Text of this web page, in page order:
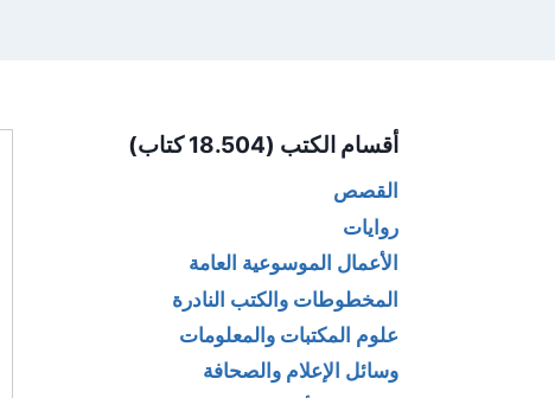
أقسام الكتب (18.504 كتاب)
القصص
روايات
الأعمال الموسوعية العامة
المخطوطات والكتب النادرة
علوم المكتبات والمعلومات
وسائل الإعلام والصحافة